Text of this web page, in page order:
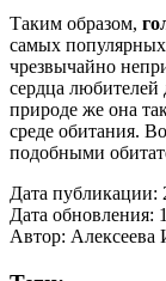
Таким образом,
самых
чрезвычайно
сердца
природе же она
среде обитания.
подобными
Дата публикации:
Дата обновления:
Автор: Алексеева